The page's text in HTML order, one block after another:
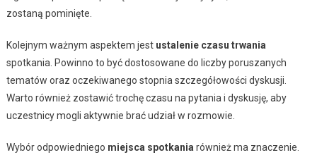
zostaną pominięte.
Kolejnym ważnym aspektem jest ustalenie czasu trwania
spotkania. Powinno to być dostosowane do liczby poruszanych
tematów oraz oczekiwanego stopnia szczegółowości dyskusji.
Warto również zostawić trochę czasu na pytania i dyskusję, aby
uczestnicy mogli aktywnie brać udział w rozmowie.
Wybór odpowiedniego miejsca spotkania również ma znaczenie.